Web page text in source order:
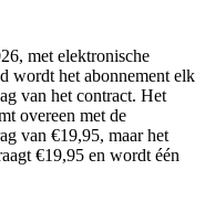
met elektronische
wordt het abonnement elk
van het contract. Het
overeen met de
van €19,95, maar het
€19,95 en wordt één